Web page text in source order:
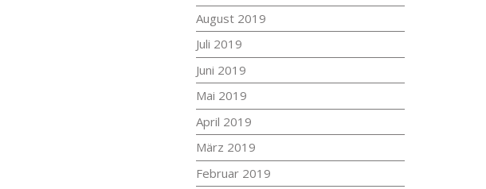
August 2019
Juli 2019
Juni 2019
Mai 2019
April 2019
März 2019
Februar 2019